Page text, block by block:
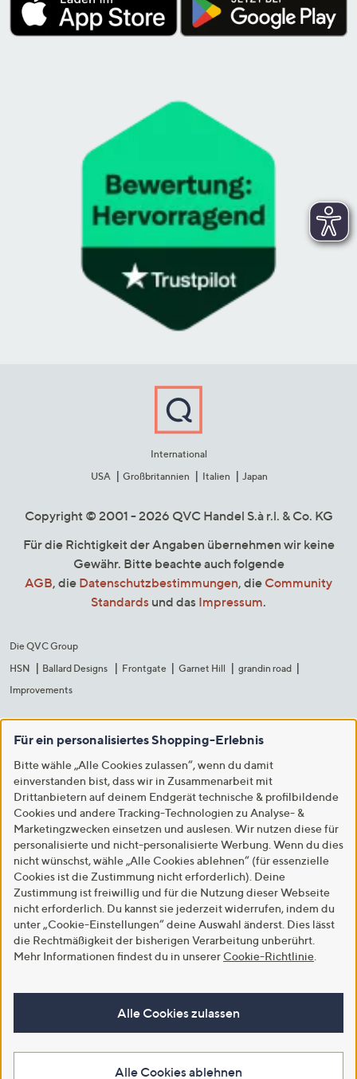
International
USA
Großbritannien Italien Japan
Copyright © 2001 - 2026 QVC Handel S.à r.l. & Co. KG
Für die Richtigkeit der Angaben übernehmen wir keine
Gewähr. Bitte beachte auch folgende
AGB, die Datenschutzbestimmungen, die Community
Standards und das Impressum.
Die QVC Group
HSN
Ballard Designs Frontgate Garnet Hill
grandin road
Improvements
Für ein personalisiertes Shopping-Erlebnis
Bitte wähle „Alle Cookies zulassen“, wenn du damit
einverstanden bist, dass wir in Zusammenarbeit mit
Drittanbietern auf deinem Endgerät technische & profilbildende
Cookies und andere Tracking-Technologien zu Analyse- &
Marketingzwecken einsetzen und auslesen. Wir nutzen diese für
personalisierte und nicht-personalisierte Werbung. Wenn du dies
nicht wünschst, wähle „Alle Cookies ablehnen“ (für essenzielle
Cookies ist die Zustimmung nicht erforderlich). Deine
Zustimmung ist freiwillig und für die Nutzung dieser Webseite
nicht erforderlich. Du kannst sie jederzeit widerrufen, indem du
unter „Cookie-Einstellungen“ deine Auswahl änderst. Dies lässt
die Rechtmäßigkeit der bisherigen Verarbeitung unberührt.
Mehr Informationen findest du in unserer Cookie-Richtlinie
Alle Cookies zulassen
Alle Cookies ablehnen